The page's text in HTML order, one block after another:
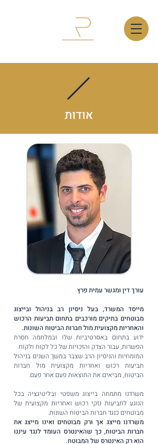
אודות
עורך דין ומגשר עמית פרץ
מייסד המשרד, בעל ניסיון רב בניהול ובייצוג
מבוטחים בתיקים מורכבים בתחום תביעות הרכוש
והאחריות מקצועית מול חברות הביטוח השונות.
ידוע בתחום באסרטיביות שלו ובמלחמה חסרת
הפשרות, עבור הצדק והזכויות של כל לקוח ולקוח.
המומחיות והניסיון הרב שצבר במשך השנים בניהול
תביעות רכוש ואחריות מקצועית מול חברות
הביטוח, מביאים את התוצאות פעם אחר פעם.
משרדנו מתמחה בייצוג משפטי ובליטיגציה בכל
הנוגע לתביעות נזקי רכוש ואחריות מקצועית של
מבוטחים כנגד חברות הביטוח השונות.
משרדנו מייצג אך ורק מבוטחים ואינו מייצג את
חברות הביטוח, כך שהאינטרס העומד לנגד עיננו
הוא רק האינטרס של המבוטח.